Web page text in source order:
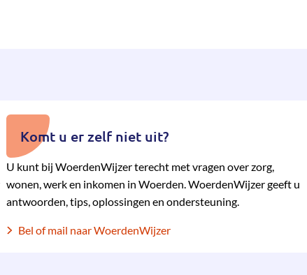
Komt u er zelf niet uit?
U kunt bij WoerdenWijzer terecht met vragen over zorg,
wonen, werk en inkomen in Woerden. WoerdenWijzer geeft u
antwoorden, tips, oplossingen en ondersteuning.
Bel of mail naar WoerdenWijzer